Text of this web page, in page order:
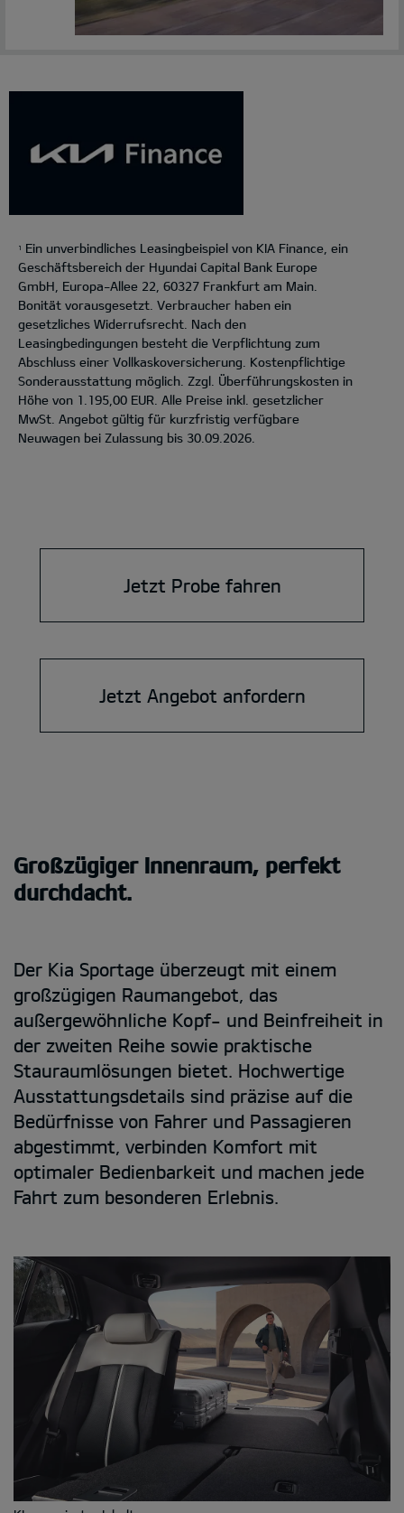
1
Ein unverbindliches Leasingbeispiel von KIA Finance, ein
Geschäftsbereich der Hyundai Capital Bank Europe
GmbH, Europa-Allee 22, 60327 Frankfurt am Main.
Bonität vorausgesetzt. Verbraucher haben ein
gesetzliches Widerrufsrecht. Nach den
Leasingbedingungen besteht die Verpflichtung zum
Abschluss einer Vollkaskoversicherung. Kostenpflichtige
Sonderausstattung möglich. Zzgl. Überführungskosten in
Höhe von 1.195,00 EUR. Alle Preise inkl. gesetzlicher
MwSt. Angebot gültig für kurzfristig verfügbare
Neuwagen bei Zulassung bis 30.09.2026.
Jetzt Probe fahren
Jetzt Angebot anfordern
Großzügiger Innenraum, perfekt
durchdacht.
Der Kia Sportage überzeugt mit einem
großzügigen Raumangebot, das
außergewöhnliche Kopf- und Beinfreiheit in
der zweiten Reihe sowie praktische
Stauraumlösungen bietet. Hochwertige
Ausstattungsdetails sind präzise auf die
Bedürfnisse von Fahrer und Passagieren
abgestimmt, verbinden Komfort mit
optimaler Bedienbarkeit und machen jede
Fahrt zum besonderen Erlebnis.